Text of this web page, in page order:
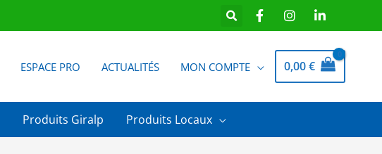
ESPACE PRO ACTUALITÉS MON COMPTE 0,00€
Produits Giralp Produits Locaux